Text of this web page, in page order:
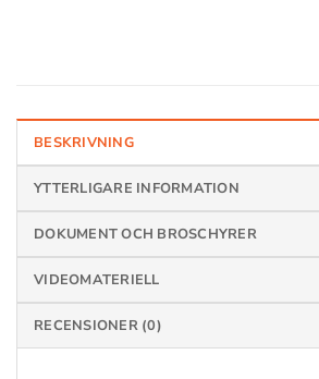
BESKRIVNING
YTTERLIGARE INFORMATION
DOKUMENT OCH BROSCHYRER
VIDEOMATERIELL
RECENSIONER (0)